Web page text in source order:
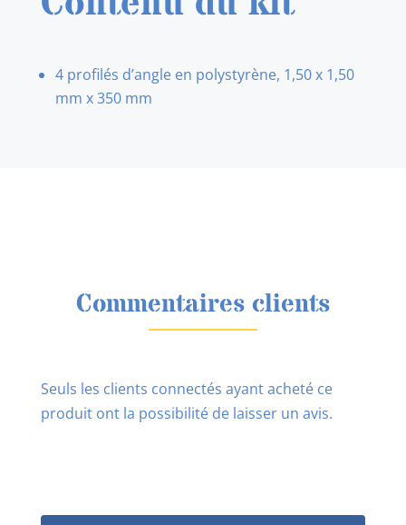
4 profilés d’angle en polystyrène, 1,50 x 1,50
mm x 350 mm
Commentaires clients
Seuls les clients connectés ayant acheté ce
produit ont la possibilité de laisser un avis.